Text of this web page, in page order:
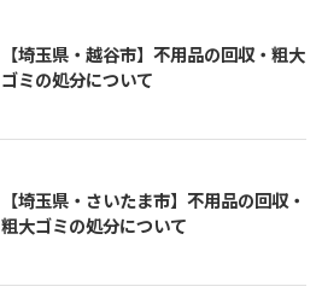
【埼玉県・越谷市】不用品の回収・粗大
ゴミの処分について
【埼玉県・さいたま市】不用品の回収・
粗大ゴミの処分について